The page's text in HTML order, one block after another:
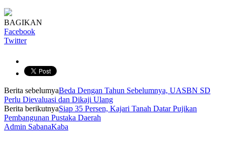
BAGIKAN
Facebook
Twitter
Berita sebelumyaBeda Dengan Tahun Sebelumnya, UASBN SD
Perlu Dievaluasi dan Dikaji Ulang
Berita berikutnyaSiap 35 Persen, Kajari Tanah Datar Pujikan
Pembangunan Pustaka Daerah
Admin SabanaKaba